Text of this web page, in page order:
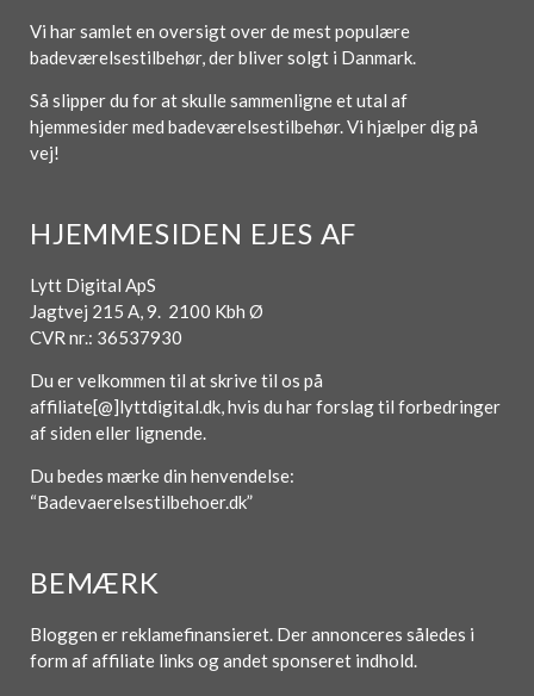
Vi har samlet en oversigt over de mest populære
badeværelsestilbehør, der bliver solgt i Danmark.
Så slipper du for at skulle sammenligne et utal af
hjemmesider med badeværelsestilbehør. Vi hjælper dig på
vej!
HJEMMESIDEN EJES AF
Lytt Digital ApS
Jagtvej 215 A, 9. 2100 Kbh Ø
CVR nr.: 36537930
Du er velkommen til at skrive til os på
affiliate[@]lyttdigital.dk, hvis du har forslag til forbedringer
af siden eller lignende.
Du bedes mærke din henvendelse:
“Badevaerelsestilbehoer.dk”
BEMÆRK
Bloggen er reklamefinansieret. Der annonceres således i
form af affiliate links og andet sponseret indhold.